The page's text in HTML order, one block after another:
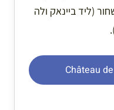
(ליד ביינאק ולה